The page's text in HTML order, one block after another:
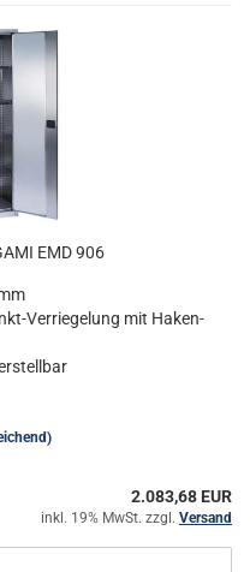
EMD 906
Verriegelung mit Ha­ken­
2.083,68 EUR
inkl. 19% MwSt. zzgl. Versand